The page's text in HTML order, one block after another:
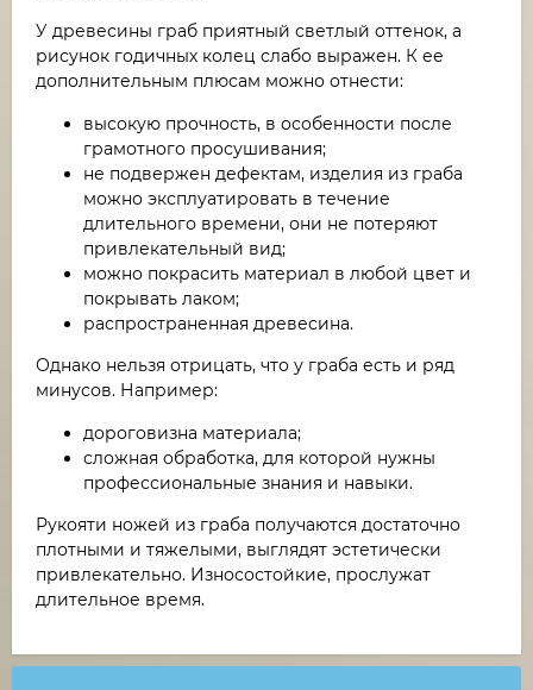
У древесины граб приятный светлый оттенок, а
рисунок годичных колец слабо выражен. К ее
дополнительным плюсам можно отнести:
высокую прочность, в особенности после
грамотного просушивания;
не подвержен дефектам, изделия из граба
можно эксплуатировать в течение
длительного времени, они не потеряют
привлекательный вид;
можно покрасить материал в любой цвет и
покрывать лаком;
распространенная древесина.
Однако нельзя отрицать, что у граба есть и ряд
минусов. Например:
дороговизна материала;
сложная обработка, для которой нужны
профессиональные знания и навыки.
Рукояти ножей из граба получаются достаточно
плотными и тяжелыми, выглядят эстетически
привлекательно. Износостойкие, прослужат
длительное время.